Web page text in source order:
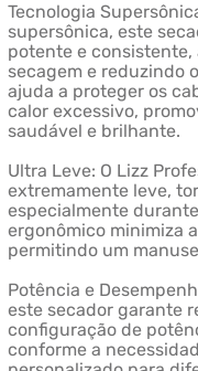
Tecnologia
supersônica, este
potente e consistente,
secagem e reduzindo
ajuda a proteger os
calor excessivo,
saudável e brilhante.
Ultra Leve: O Lizz
extremamente leve,
especialmente
ergonômico minimiza
permitindo um
Potência e
este secador garante
configuração de
conforme a